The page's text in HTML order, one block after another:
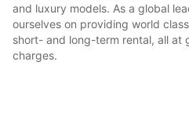
and luxury models. As a global
ourselves on providing world
short- and long-term rental, all at
charges.